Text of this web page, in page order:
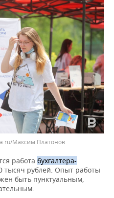
Максим Платонов
работа бухгалтера-
тысяч рублей. Опыт работы
быть пунктуальным,